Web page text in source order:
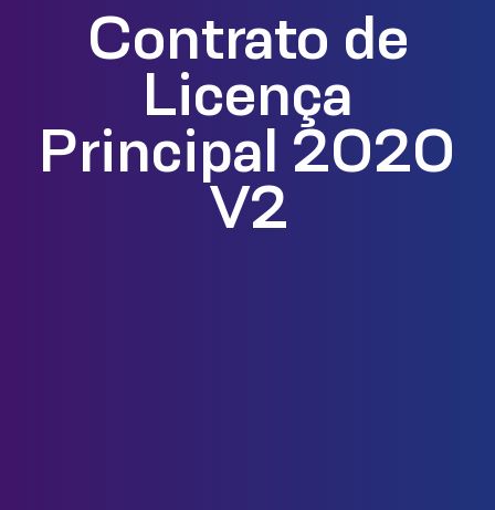
Contrato de
Licença
Principal 2020
V2